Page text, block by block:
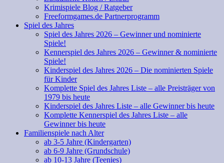
Krimispiele Blog / Ratgeber
Freeformgames.de Partnerprogramm
Spiel des Jahres
Spiel des Jahres 2026 – Gewinner und nominierte
Spiele!
Kennerspiel des Jahres 2026 – Gewinner & nominierte
Spiele!
Kinderspiel des Jahres 2026 – Die nominierten Spiele
für Kinder
Komplette Spiel des Jahres Liste – alle Preisträger von
1979 bis heute
Kinderspiel des Jahres Liste – alle Gewinner bis heute
Komplette Kennerspiel des Jahres Liste – alle
Gewinner bis heute
Familienspiele nach Alter
ab 3-5 Jahre (Kindergarten)
ab 6-9 Jahre (Grundschule)
ab 10-13 Jahre (Teenies)